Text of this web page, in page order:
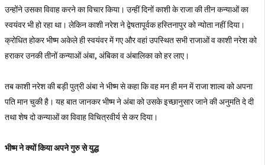
उन्होंने उसका विवाह करने का विचार किया। उन्हीं दिनों काशी के राजा की तीन कन्याओं का
स्वयंवर भी हो रहा था। लेकिन काशी नरेश ने द्वेषतापूर्वक हस्तिनापुर को न्योता नहीं दिया।
क्रोधित होकर भीष्म अकेले ही स्वयंवर में गए और वहां उपस्थित सभी राजाओं व काशी नरेश को
हराकर उनकी तीनों कन्याओं अंबा, अंबिका व अंबालिका को हर लाए।
तब काशी नरेश की बड़ी पुत्री अंबा ने भीष्म से कहा कि वह मन ही मन में राजा शाल्व को अपना
पति मान चुकी है। यह बात जानकर भीष्म ने अंबा को उसके इच्छानुसार जाने की अनुमति दे दी
तथा शेष दो कन्याओं का विवाह विचित्रवीर्य से कर दिया।
भीष्म ने क्यों किया अपने गुरु से युद्ध